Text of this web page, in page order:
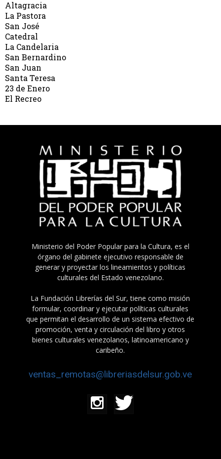
Altagracia
La Pastora
San José
Catedral
La Candelaria
San Bernardino
San Juan
Santa Teresa
23 de Enero
El Recreo
Ministerio del Poder Popular para la Cultura, es el
órgano del gabinete ejecutivo responsable de
generar y proyectar los lineamientos y políticas
culturales del Estado venezolano.
La Fundación Librerías del Sur, tiene como misión
formular, coordinar y ejecutar políticas culturales
que permitan el desarrollo de un sistema efectivo de
promoción, venta y circulación del libro y otros
bienes culturales venezolanos, latinoamericano y
caribeño.
ventas_remotas@libreriasdelsur.gob.ve